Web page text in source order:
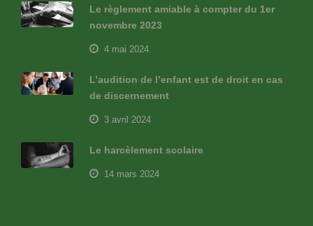
Le règlement amiable à compter du 1er
novembre 2023
4 mai 2024
L’audition de l’enfant est de droit en cas
de discernement
3 avril 2024
Le harcèlement scolaire
14 mars 2024